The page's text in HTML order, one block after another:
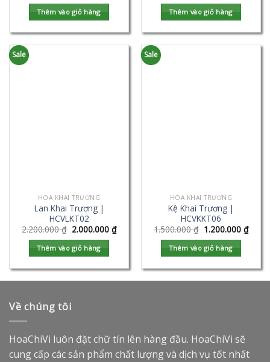
Thêm vào giỏ hàng Thêm vào giỏ hàng
Sale
HOA KHAI TRƯƠNG
Lan Khai Trương |
HCVLKT02
2.200.000₫ 2.000.000 ₫
Thêm vào giỏ hàng
Sale
HOA KHAI TRƯƠNG
Kệ Khai Trương |
HCVKKT06
1.500.000₫ 1.200.000 ₫
Thêm vào giỏ hàng
Về chúng tôi
HoaChiVi luôn đặt chữ tín lên hàng đầu. HoaChiVi sẽ
cung cấp các sản phẩm chất lượng và dịch vụ tốt nhất